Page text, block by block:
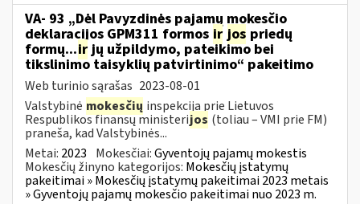
VA- 93 „Dėl Pavyzdinės pajamų mokesčio
deklaracijos GPM311 formos ir jos priedų
formų...irjų užpildymo, pateikimo bei
tikslinimo taisyklių patvirtinimo“ pakeitimo
Web turinio sąrašas 2023-08-01
Valstybinė mokesčių inspekcija prie Lietuvos
Respublikos finansų ministerijos (toliau – VMI prie FM)
praneša, kad Valstybinės...
Metai: 2023 Mokesčiai:Gyventojų pajamų mokestis
Mokesčių žinyno kategorijos: Mokesčių įstatymų
pakeitimai » Mokesčių įstatymų pakeitimai 2023 metais
» Gyventojų pajamų mokesčio pakeitimai nuo 2023 m.